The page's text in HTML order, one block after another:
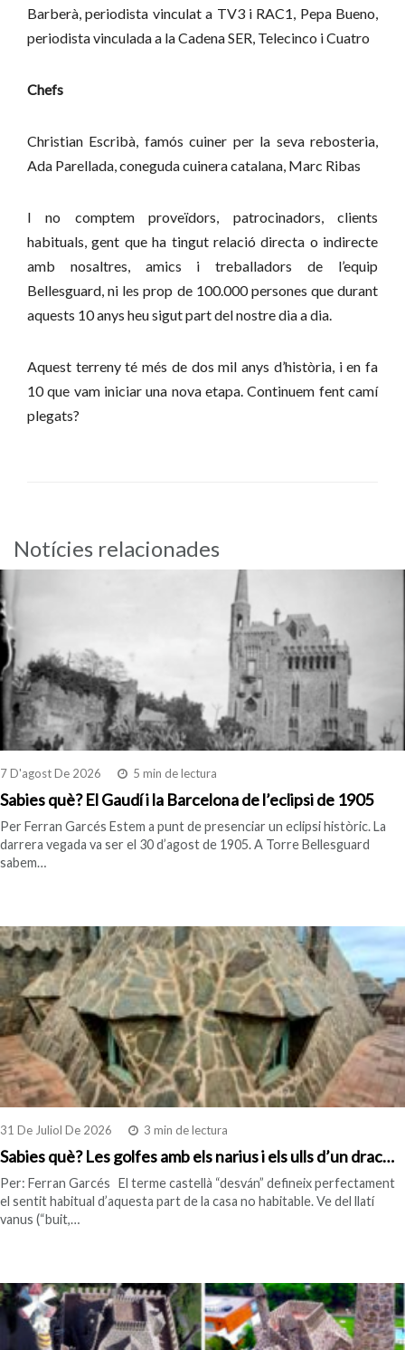
Barberà, periodista vinculat a TV3 i RAC1, Pepa Bueno,
periodista vinculada a la Cadena SER, Telecinco i Cuatro
Chefs
Christian Escribà, famós cuiner per la seva rebosteria,
Ada Parellada, coneguda cuinera catalana, Marc Ribas
I no comptem proveïdors, patrocinadors, clients
habituals, gent que ha tingut relació directa o indirecte
amb nosaltres, amics i treballadors de l’equip
Bellesguard, ni les prop de 100.000 persones que durant
aquests 10 anys heu sigut part del nostre dia a dia.
Aquest terreny té més de dos mil anys d’història, i en fa
10 que vam iniciar una nova etapa. Continuem fent camí
plegats?
Notícies relacionades
7 D'agost De 2026 5 min de lectura
Sabies què? El Gaudí i la Barcelona de l’eclipsi de 1905
Per Ferran Garcés Estem a punt de presenciar un eclipsi històric. La
darrera vegada va ser el 30 d’agost de 1905. A Torre Bellesguard
sabem…
31 De Juliol De 2026 3 min de lectura
Sabies què? Les golfes amb els narius i els ulls d’un drac…
Per: Ferran Garcés El terme castellà “desván” defineix perfectament
el sentit habitual d’aquesta part de la casa no habitable. Ve del llatí
vanus (“buit,…